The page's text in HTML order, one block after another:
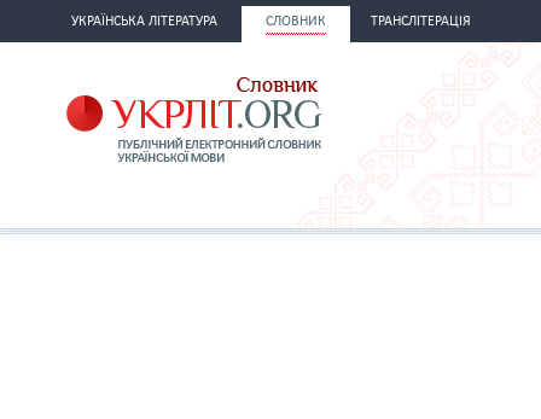
УКРАЇНСЬКА ЛІТЕРАТУРА СЛОВНИК ТРАНСЛІТЕРАЦІЯ